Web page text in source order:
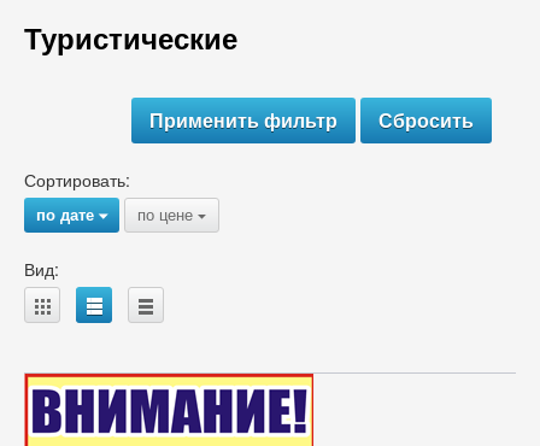
Туристические
Сортировать:
по дате{ по цене {
Вид:
A B C